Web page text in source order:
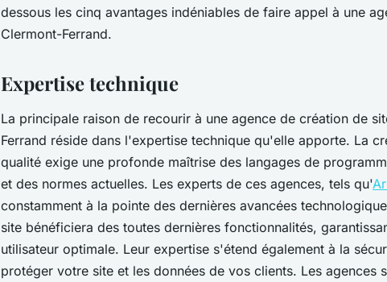
dessous les cinq avantages indéniables de faire appel à une
Clermont-Ferrand.
Expertise technique
La principale raison de recourir à une agence de création de
Ferrand réside dans l'expertise technique qu'elle apporte. La
qualité exige une profonde maîtrise des langages de
et des normes actuelles. Les experts de ces agences, tels qu'
constamment à la pointe des dernières avancées
site bénéficiera des toutes dernières fonctionnalités,
utilisateur optimale. Leur expertise s'étend également à la
protéger votre site et les données de vos clients. Les agences